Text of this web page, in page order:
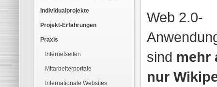
Individualprojekte
Projekt-Erfahrungen
Praxis
Internetseiten
Mitarbeiterportale
Internationale Websites
Web 2.0-
sind mehr
nur